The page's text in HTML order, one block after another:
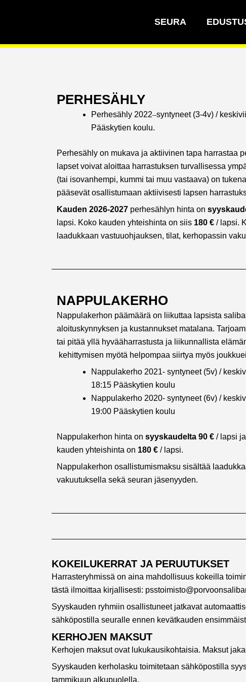
SEURA
PERHESÄHLY
Perhesähly 2022–syntyneet (3-4v) /
Pääskytien koulu.
Perhesähly on mukava ja aktiivinen tapa harrastaa
lapset voivat aloittaa harrastuksen turvallisessa
(tai isovanhempi, kummi tai muu vastaava) on
pääsevät osallistumaan aktiivisesti lapsen
Kauden 2026-2027 perhesählyn hinta on
lapsi. Koko kauden yhteishinta on siis 180 € / lapsi.
laadukkaan vastuuohjauksen, tilat, kerhopassin
NAPPULAKERHO
Nappulakerhon päämäärä on liikuttaa lapsista
aloituskynnyksen ja kustannukset matalana.
tai pitää yllä hyvääharrastusta ja liikunnallista
kehittymisen myötä helpompaa siirtya myös
Nappulakerho 2021- syntyneet (5v) /
18:15 Pääskytien koulu
Nappulakerho 2020- syntyneet (6v) /
19:00 Pääskytien koulu
Nappulakerhon hinta on syyskaudelta 90 € / lapsi ja
kauden yhteishinta on 180 € / lapsi.
Nappulakerhon osallistumismaksu sisältää
vakuutuksella sekä seuran jäsenyyden.
KOKEILUKERRAT JA PERUUTUKSET
Harrasteryhmissä on aina mahdollisuus kokeilla
tästä ilmoittaa kirjallisesti:
Syyskauden ryhmiin osallistuneet jatkavat
sähköpostilla seuralle ennen kevätkauden
KERHOJEN MAKSUT
Kerhojen maksut ovat lukukausikohtaisia. Maksut
Syyskauden kerholasku toimitetaan sähköpostilla
tammikuun alkupuolella.